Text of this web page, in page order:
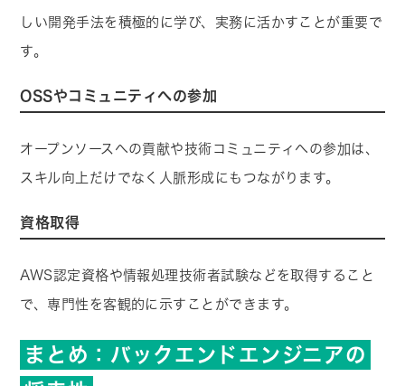
しい開発手法を積極的に学び、実務に活かすことが重要で
す。
OSSやコミュニティへの参加
オープンソースへの貢献や技術コミュニティへの参加は、
スキル向上だけでなく人脈形成にもつながります。
資格取得
AWS認定資格や情報処理技術者試験などを取得すること
で、専門性を客観的に示すことができます。
まとめ：バックエンドエンジニアの